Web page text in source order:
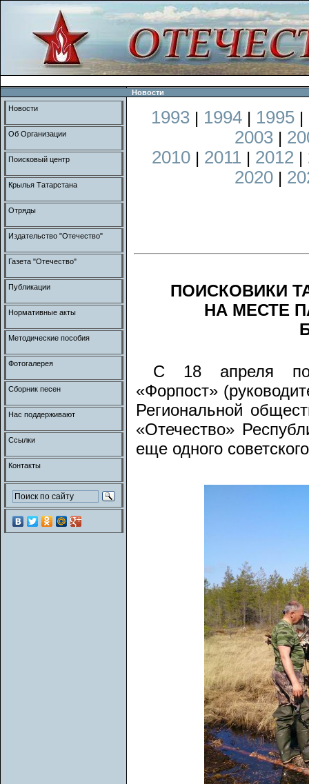
Новости
1993 | 1994 | 1995 |
2003 |
2010 | 2011 | 2012 |
2020 |
ПОИСКОВИКИ
НА МЕСТЕ
С 18 апреля
«Форпост»
Региональной
«Отечество»
еще одного
Новости
Об Организации
Поисковый центр
Крылья Татарстана
Отряды
Издательство "Отечество"
Газета "Отечество"
Публикации
Нормативные акты
Методические пособия
Фотогалерея
Сборник песен
Нас поддерживают
Ссылки
Контакты